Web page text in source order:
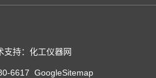
支持：化工仪器网
6617 GoogleSitemap